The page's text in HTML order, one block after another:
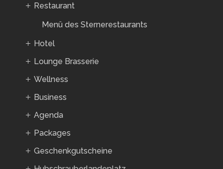
Restaurant
Menü des Sternerestaurants
Hotel
Lounge Brasserie
Wellness
Business
Agenda
Packages
Geschenkgutscheine